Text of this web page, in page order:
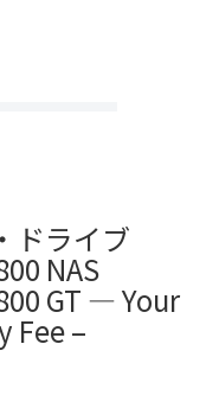
ドライブ
NAS
GT — Your
Fee –